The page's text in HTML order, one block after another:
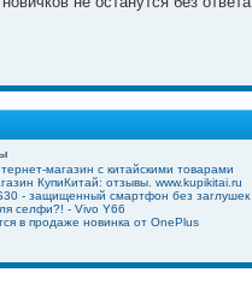
магазин с китайскими товарами
КупиКитай: отзывы. www.kupikitai.ru
- защищенный смартфон без заглушек
селфи?! - Vivo Y66
в продаже новинка от OnePlus